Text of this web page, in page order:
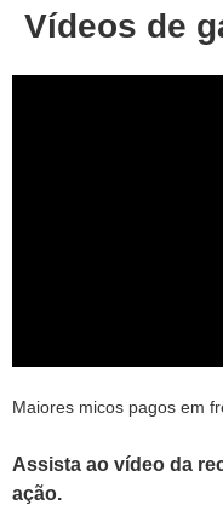
Vídeos de
Maiores micos pagos em
Assista ao vídeo da
ação.